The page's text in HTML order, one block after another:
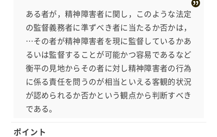
ある者が，精神障害者に関し，このような法定
の監督義務者に準ずべき者に当たるか否かは，
…その者が精神障害者を現に監督しているかあ
るいは監督することが可能かつ容易であるなど
衡平の見地からその者に対し精神障害者の行為
に係る責任を問うのが相当といえる客観的状況
が認められるか否かという観点から判断すべき
である。
ポイント